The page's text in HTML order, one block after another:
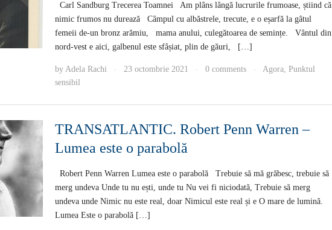
Carl Sandburg Trecerea Toamnei Am plâns lângă lucrurile frumoase, știind că
nimic frumos nu durează Câmpul cu albăstrele, trecute, e o eșarfă la gâtul
femeii de-un bronz arămiu, mama anului, culegătoarea de semințe. Vântul din
nord-vest e aici, galbenul este sfâșiat, plin de găuri, […]
by Adela Rachi · 23 octombrie 2021 · 0 comments · Agora, Punktul
sensibil
TRANSATLANTIC. Robert Penn Warren –
Lumea este o parabolă
Robert Penn Warren Lumea este o parabolă Trebuie să mă grăbesc, trebuie să
merg undeva Unde tu nu ești, unde tu Nu vei fi niciodată, Trebuie să merg
undeva unde Nimic nu este real, doar Nimicul este real și e O mare de lumină.
Lumea Este o parabolă […]